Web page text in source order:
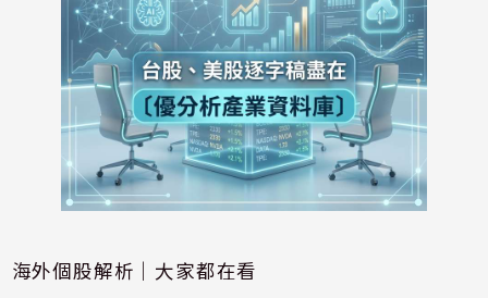
海外個股解析｜大家都在看